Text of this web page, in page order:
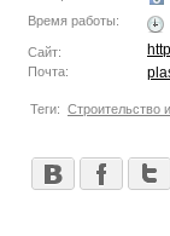
Время работы:
Сайт:
Почта:
Теги: Строительство